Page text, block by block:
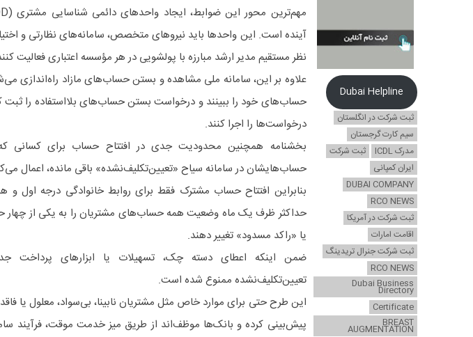
آینده است. این واحدها باید نیروهای متخصص، سامانه‌های نظارتی و
نظر مستقیم مدیر ارشد مبارزه با پولشویی در هر مؤسسه اعتباری فعالیت
علاوه بر این، سامانه ملی مشاهده و بستن حساب‌های مازاد راه‌اندازی
حساب‌های خود را ببینند و درخواست بستن حساب‌های بلااستفاده را ثبت
درخواست‌ها را اجرا کنند.
حساب‌هایشان در سامانه سیاح «تعیین‌تکلیف‌نشده» باقی مانده، اعمال
بنابراین افتتاح حساب مشترک فقط برای روابط خانوادگی درجه اول و
حداکثر ظرف یک ماه وضعیت همه حساب‌های مشتریان را به یکی از چهار
یا «راکد مسدود» تغییر دهند.
ضمن اینکه اعطای دسته‌ چک، تسهیلات یا ابزارهای پرداخت
تعیین‌تکلیف‌نشده ممنوع شده است.
این طرح حتی برای موارد خاص مثل مشتریان نابینا، بی‌سواد، معلول یا
پیش‌بینی کرده و بانک‌ها موظف‌اند از طریق میز خدمت موقت، فرآیند
Dubai Helpline
ثبت شرکت در انگلستان
سیم کارت گرجستان
مدرک ICDL
ثبت شرکت
ایران کمپانی
DUBAI COMPANY
RCO NEWS
ثبت شرکت در آمریکا
اقامت امارات
ثبت شرکت جنرال تریدینگ
RCO NEWS
Dubai Business
Directory
Certificate
BREAST
AUGMENTATION